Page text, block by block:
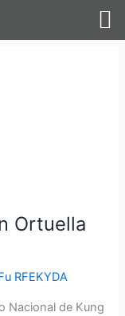
Ortuella
RFEKYDA
Nacional de Kung